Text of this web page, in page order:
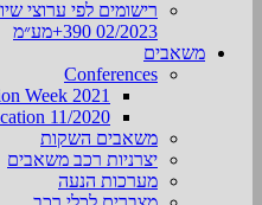
02/2023 390+מע״מ
משאבים
Conferences
Week 2021
11/2020
משאבים השקות
יצרניות רכב משאבים
מערכות הנעה